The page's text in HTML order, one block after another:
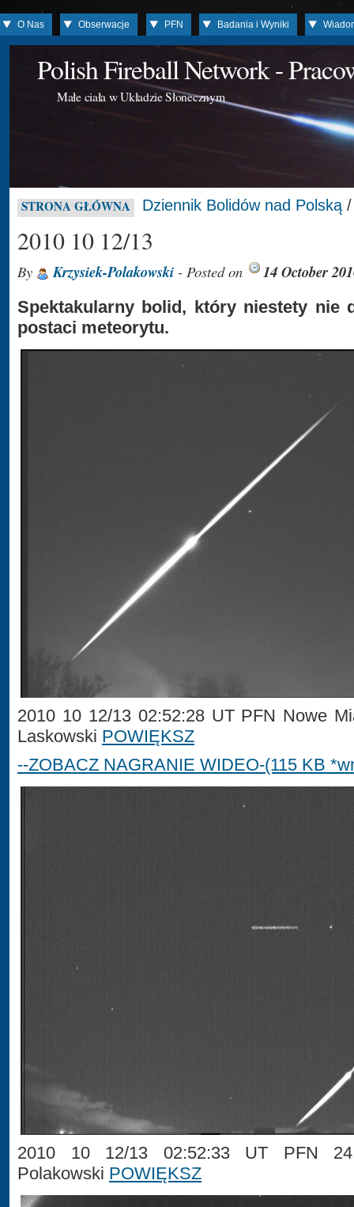
O Nas Obserwacje PFN Badania i Wyniki
Polish Fireball Network -
Małe ciała w Układzie Słonecznym
STRONA GŁÓWNA Dziennik Bolidów nad Polską
2010 10 12/13
By Krzysiek-Polakowski - Posted on 14 October
Spektakularny bolid, który niestety nie
postaci meteorytu.
2010 10 12/13 02:52:28 UT PFN Nowe
Laskowski POWIĘKSZ
--ZOBACZ NAGRANIE WIDEO-(115 KB
2010 10 12/13 02:52:33 UT PFN 24
Polakowski POWIĘKSZ